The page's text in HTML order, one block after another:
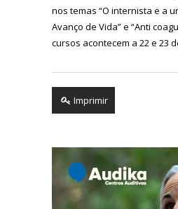
nos temas “O internista e a
Avanço de Vida” e “Anti
cursos acontecem a 22 e 23
Imprimir